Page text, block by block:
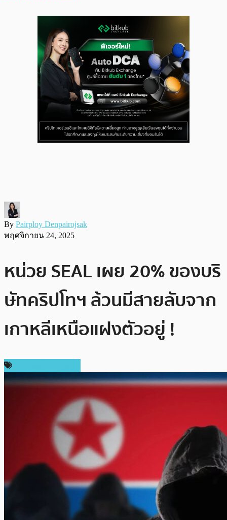
By Pairploy Denpairojsak
พฤศจิกายน 24, 2025
หน่วย SEAL เผย 20% ของบริ
ษัทคริปโทฯ ล้วนมีสายลับจาก
เกาหลีเหนือแฝงตัวอยู่ !